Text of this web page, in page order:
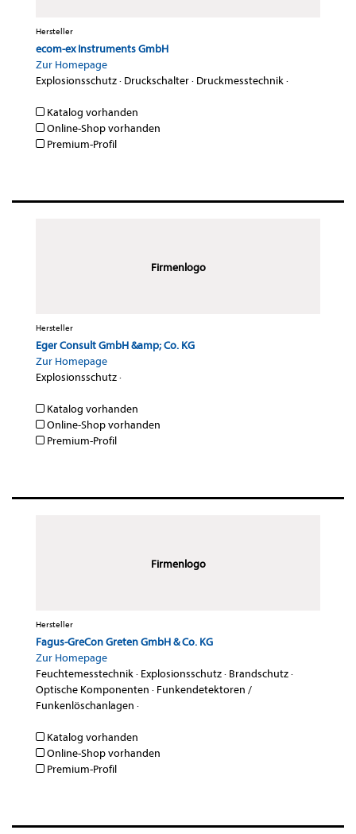
Hersteller
ecom-ex Instruments GmbH
Zur Homepage
Explosionsschutz· Druckschalter· Druckmesstechnik·
Katalog vorhanden
Online-Shop vorhanden
Premium-Profil
Firmenlogo
Hersteller
Eger Consult GmbH &amp; Co. KG
Zur Homepage
Explosionsschutz·
Katalog vorhanden
Online-Shop vorhanden
Premium-Profil
Firmenlogo
Hersteller
Fagus-GreCon Greten GmbH & Co. KG
Zur Homepage
Feuchtemesstechnik· Explosionsschutz· Brandschutz·
Optische Komponenten · Funkendetektoren /
Funkenlöschanlagen ·
Katalog vorhanden
Online-Shop vorhanden
Premium-Profil